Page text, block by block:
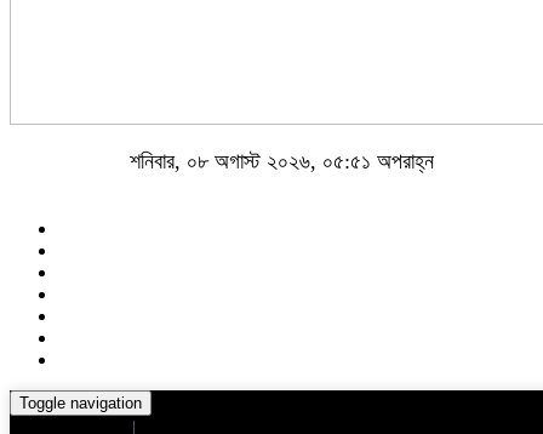
শনিবার, ০৮ অগাস্ট ২০২৬, ০৫:৫১ অপরাহ্ন
Toggle navigation